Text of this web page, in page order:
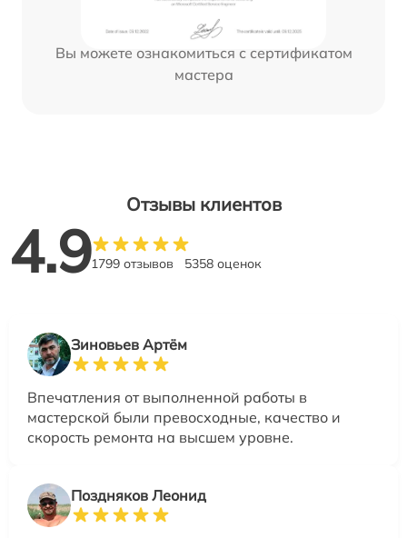
Вы можете ознакомиться с сертификатом
мастера
Отзывы клиентов
4.91799 отзывов 5358 оценок
Зиновьев Артём
Впечатления от выполненной работы в
мастерской были превосходные, качество и
скорость ремонта на высшем уровне.
Поздняков Леонид